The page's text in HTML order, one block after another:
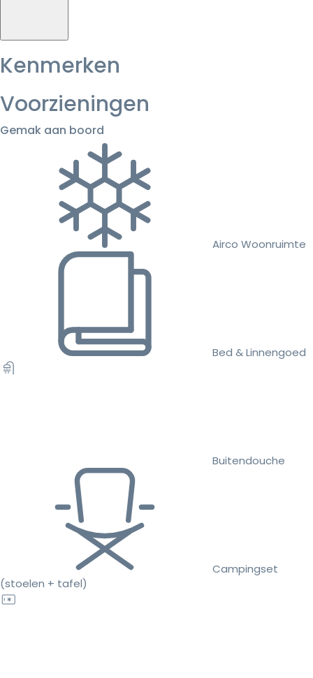
Kenmerken
Voorzieningen
Gemak aan boord
Airco Woonruimte
Bed & Linnengoed
Buitendouche
Campingset
(stoelen + tafel)